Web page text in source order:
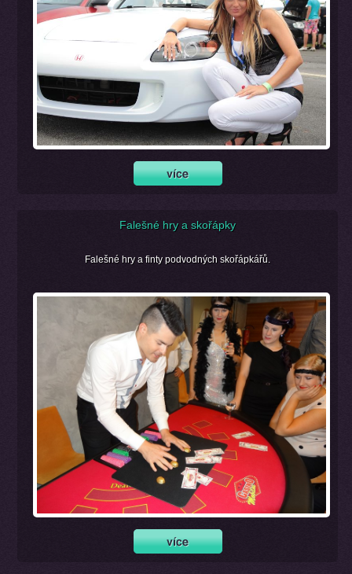
Falešné hry a skořápky
Falešné hry a finty podvodných skořápkářů.